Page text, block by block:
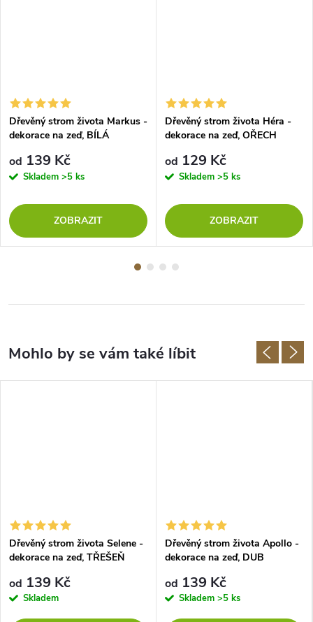
Dřevěný strom života Markus -
dekorace na zeď, BÍLÁ
od 139 Kč
Skladem >5 ks
ZOBRAZIT
Dřevěný strom života Héra -
dekorace na zeď, OŘECH
od 129 Kč
Skladem >5 ks
ZOBRAZIT
Dřevěný strom života Selene -
dekorace na zeď, TŘEŠEŇ
od 139 Kč
Skladem
Dřevěný strom života Apollo -
dekorace na zeď, DUB
od 139 Kč
Skladem >5 ks